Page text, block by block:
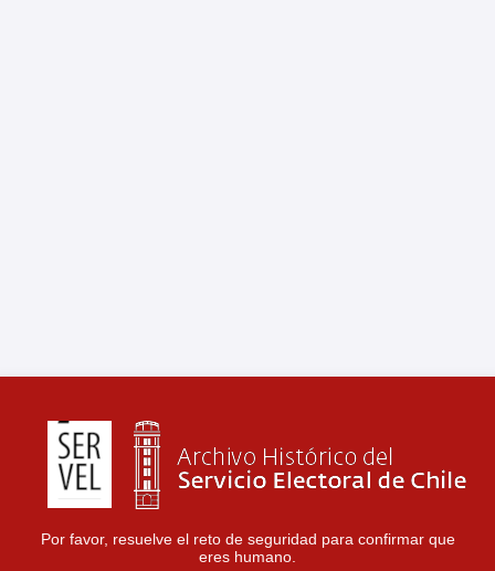
Por favor, resuelve el reto de seguridad para confirmar que
eres humano.